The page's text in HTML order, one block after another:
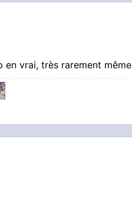
en vrai, très rarement même